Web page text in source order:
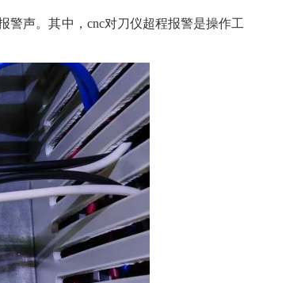
警声。其中，cnc对刀仪超程报警是操作工